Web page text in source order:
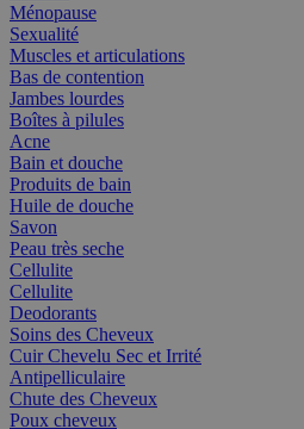
Ménopause
Sexualité
Muscles et articulations
Bas de contention
Jambes lourdes
Boîtes à pilules
Acne
Bain et douche
Produits de bain
Huile de douche
Savon
Peau très seche
Cellulite
Cellulite
Deodorants
Soins des Cheveux
Cuir Chevelu Sec et Irrité
Antipelliculaire
Chute des Cheveux
Poux cheveux